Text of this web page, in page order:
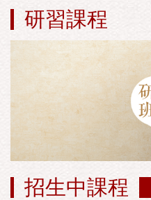
研習課程
招生中課程